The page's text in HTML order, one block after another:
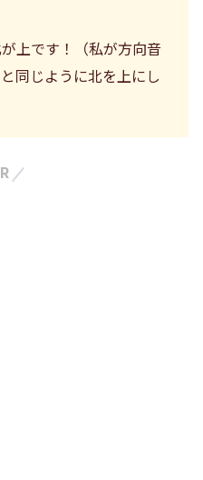
上です！（私が方向音
同じように北を上にし